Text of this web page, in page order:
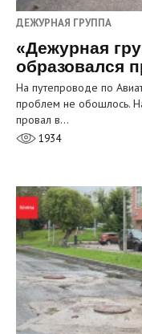
ДЕЖУРНАЯ ГРУППА
«Дежурная
образовался
На путепроводе по
проблем не обошлось.
провал в…
1934